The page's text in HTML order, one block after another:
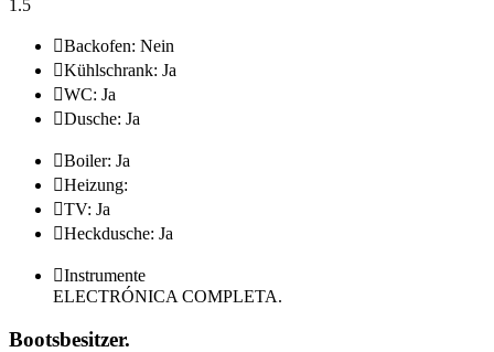
1.5
Backofen: Nein
Kühlschrank: Ja
WC: Ja
Dusche: Ja
Boiler: Ja
Heizung:
TV: Ja
Heckdusche: Ja
Instrumente
ELECTRÓNICA COMPLETA.
Bootsbesitzer.